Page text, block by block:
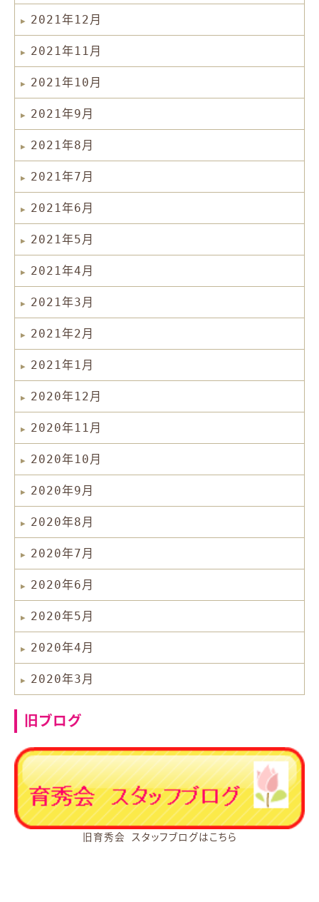
2021年12月
2021年11月
2021年10月
2021年9月
2021年8月
2021年7月
2021年6月
2021年5月
2021年4月
2021年3月
2021年2月
2021年1月
2020年12月
2020年11月
2020年10月
2020年9月
2020年8月
2020年7月
2020年6月
2020年5月
2020年4月
2020年3月
旧ブログ
旧育秀会 スタッフブログはこちら